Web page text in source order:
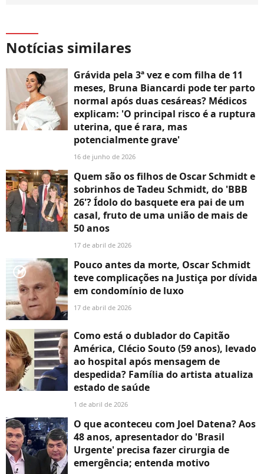
Notícias similares
Grávida pela 3ª vez e com filha de 11
meses, Bruna Biancardi pode ter parto
normal após duas cesáreas? Médicos
explicam: 'O principal risco é a ruptura
uterina, que é rara, mas
potencialmente grave'
16 de junho de 2026
Quem são os filhos de Oscar Schmidt e
sobrinhos de Tadeu Schmidt, do 'BBB
26'? Ídolo do basquete era pai de um
casal, fruto de uma união de mais de
50 anos
17 de abril de 2026
player2
Pouco antes da morte, Oscar Schmidt
teve complicações na Justiça por dívida
em condomínio de luxo
17 de abril de 2026
Como está o dublador do Capitão
América, Clécio Souto (59 anos), levado
ao hospital após mensagem de
despedida? Família do artista atualiza
estado de saúde
1 de abril de 2026
O que aconteceu com Joel Datena? Aos
48 anos, apresentador do 'Brasil
Urgente' precisa fazer cirurgia de
emergência; entenda motivo